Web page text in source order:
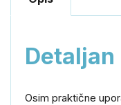
Osim praktične